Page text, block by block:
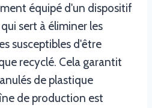
équipé d'un dispositif
sert à éliminer les
susceptibles d'être
recyclé. Cela garantit
de plastique
de production est